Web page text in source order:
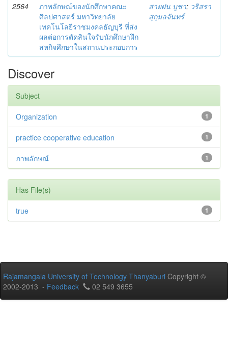
2564
ภาพลักษณ์ของนักศึกษาคณะ
ศิลปศาสตร์ มหาวิทยาลัย
เทคโนโลยีราชมงคลธัญบุรี ที่ส่ง
ผลต่อการตัดสินใจรับนักศึกษาฝึก
สหกิจศึกษาในสถานประกอบการ
สายฝน บูชา; วริสรา
สุกุมลจันทร์
Discover
Subject
1
Organization
1
practice cooperative education
1
ภาพลักษณ์
Has File(s)
1
true
Rajamangala University of Technology Thanyaburi Copyright ©
2002-2013 - Feedback 02 549 3655